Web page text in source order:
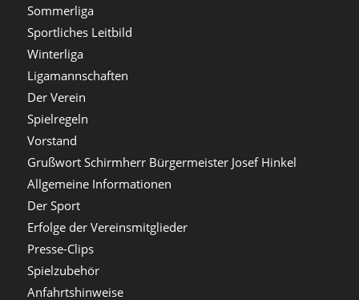
Sommerliga
Sportliches Leitbild
Winterliga
Ligamannschaften
Der Verein
Spielregeln
Vorstand
Grußwort Schirmherr Bürgermeister Josef Hinkel
Allgemeine Informationen
Der Sport
Erfolge der Vereinsmitglieder
Presse-Clips
Spielzubehör
Anfahrtshinweise